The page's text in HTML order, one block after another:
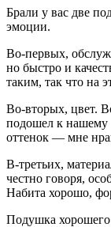
Брали у вас две
эмоции.
Во-первых,
но быстро и
таким, так что на
Во-вторых, цвет.
подошел к нашему
оттенок — мне
В-третьих,
честно говоря,
Набита хорошо,
Подушка хорошего